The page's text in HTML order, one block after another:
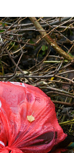
150
ID